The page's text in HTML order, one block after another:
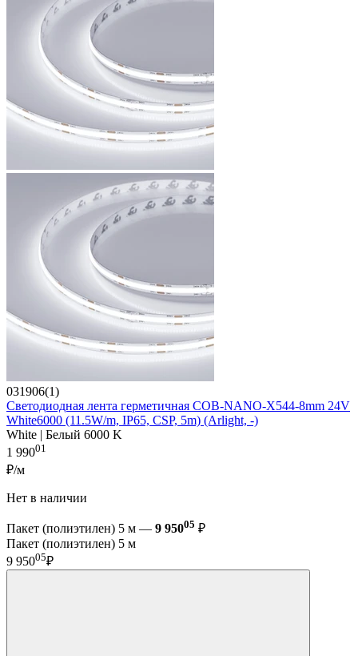
031906(1)
Светодиодная лента герметичная COB-NANO-X544-8mm 24V
White6000 (11.5W/m, IP65, CSP, 5m) (Arlight, -)
White | Белый 6000 K
1 99001
₽/м
Нет в наличии
Пакет (полиэтилен) 5 м — 9 95005 ₽
Пакет (полиэтилен) 5 м
9 95005₽